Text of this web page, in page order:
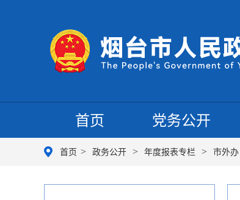
首页 党务公开
首页 > 政务公开 > 年度报表专栏 > 市外办